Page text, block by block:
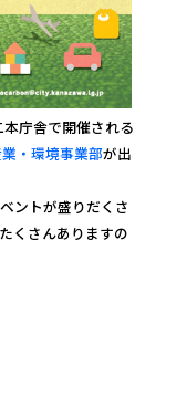
庁舎で開催される
・環境事業部が出
ントが盛りだくさ
くさんありますの